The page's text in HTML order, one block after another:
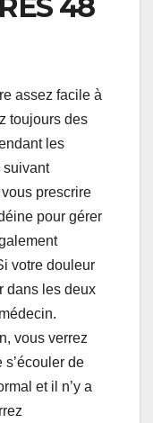
assez facile à
toujours des
les
suivant
vous prescrire
pour gérer
votre douleur
dans les deux
vous verrez
de
et il n’y a